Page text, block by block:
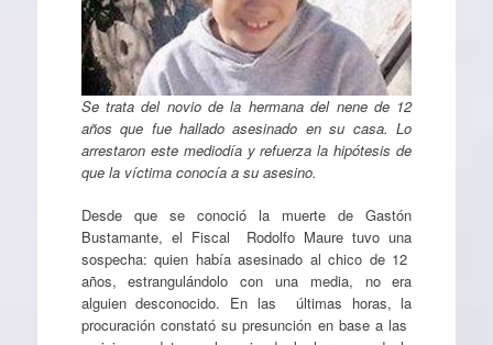
Se trata del novio de la hermana del nene de 12
años que fue hallado asesinado en su casa. Lo
arrestaron este mediodía y refuerza la hipótesis de
que la víctima conocía a su asesino.
Desde que se conoció la muerte de Gastón
Bustamante, el Fiscal Rodolfo Maure tuvo una
sospecha: quien había asesinado al chico de 12
años, estrangulándolo con una media, no era
alguien desconocido. En las últimas horas, la
procuración constató su presunción en base a las